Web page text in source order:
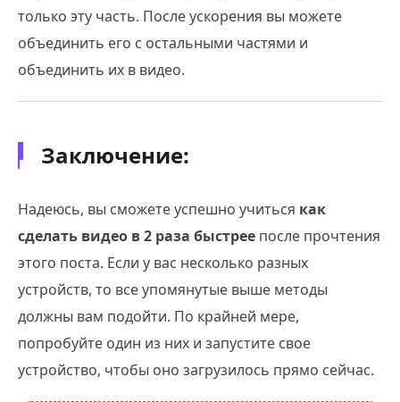
только эту часть. После ускорения вы можете
объединить его с остальными частями и
объединить их в видео.
Заключение:
Надеюсь, вы сможете успешно учиться как
сделать видео в 2 раза быстрее после прочтения
этого поста. Если у вас несколько разных
устройств, то все упомянутые выше методы
должны вам подойти. По крайней мере,
попробуйте один из них и запустите свое
устройство, чтобы оно загрузилось прямо сейчас.